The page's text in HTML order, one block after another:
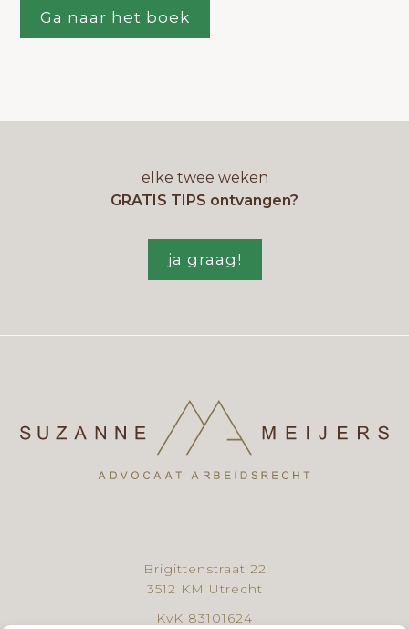
Ga naar het boek
elke twee weken
GRATIS TIPS ontvangen?
ja graag!
Brigittenstraat 22
3512 KM Utrecht
KvK 83101624